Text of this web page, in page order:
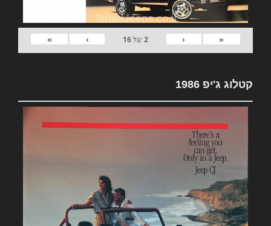
«
‹
2של16
›
»
קטלוג ג'יפ 1986